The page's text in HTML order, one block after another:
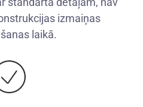
izmaiņas
laikā.